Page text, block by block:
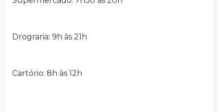
Drograria: 9h às 21h
Cartório: 8h às 12h